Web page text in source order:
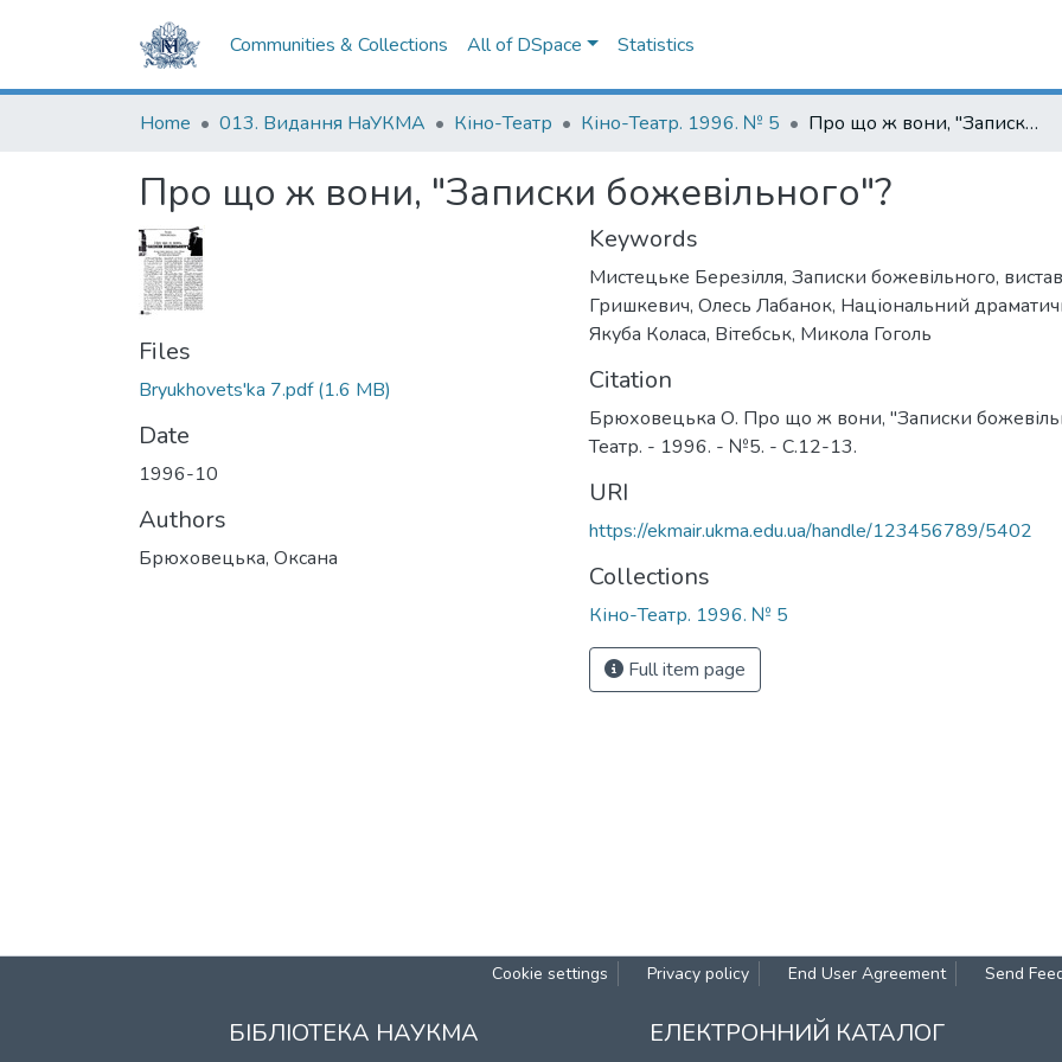
Communities & Collections All of DSpace Statistics
Home 013. Видання НаУКМА Кіно-Театр Кіно-Театр. 1996. № 5 Про що ж вони, "Записки божевільного"?
Про що ж вони, "Записки божевільного"?
Files
Bryukhovets'ka 7.pdf(1.6 MB)
Date
1996-10
Authors
Брюховецька, Оксана
Keywords
Мистецьке Березілля, Записки божевільного,
Гришкевич, Олесь Лабанок, Національний
Якуба Коласа, Вітебськ, Микола Гоголь
Citation
Брюховецька О. Про що ж вони, "Записки
Театр. - 1996. - №5. - С.12-13.
URI
https://ekmair.ukma.edu.ua/handle/123456789/5402
Collections
Кіно-Театр. 1996. № 5
Full item page
Cookie settings Privacy policy End User Agreement Send
БІБЛІОТЕКА НАУКМА ЕЛЕКТРОННИЙ КАТАЛОГ